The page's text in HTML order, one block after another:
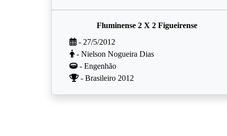
Fluminense 2 X 2 Figueirense
- 27/5/2012
- Nielson Nogueira Dias
- Engenhão
- Brasileiro 2012